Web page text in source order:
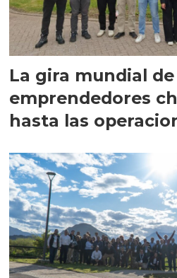
La gira mundial
emprendedores
hasta las